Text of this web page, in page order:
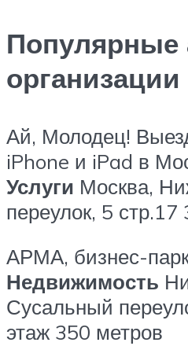
Популярные
Ай, Молодец!
iPhone и iPad в
Услуги Москва,
переулок, 5 стр.17
АРМА, бизнес-
Недвижимость
Сусальный
этаж 350 метров